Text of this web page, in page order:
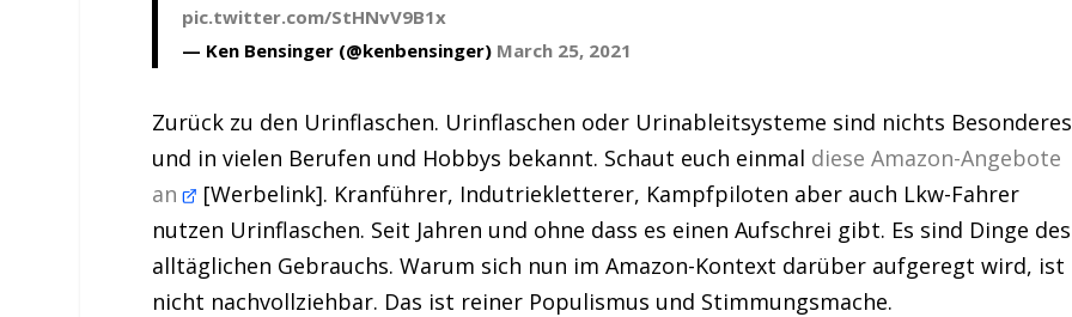
pic.twitter.com/StHNvV9B1x
— Ken Bensinger (@kenbensinger) March 25, 2021
Zurück zu den Urinflaschen. Urinflaschen oder Urinableitsysteme sind nichts Besonderes
und in vielen Berufen und Hobbys bekannt. Schaut euch einmal diese Amazon-Angebote
an
[Werbelink]. Kranführer, Indutriekletterer, Kampfpiloten aber auch Lkw-Fahrer
nutzen Urinflaschen. Seit Jahren und ohne dass es einen Aufschrei gibt. Es sind Dinge des
alltäglichen Gebrauchs. Warum sich nun im Amazon-Kontext darüber aufgeregt wird, ist
nicht nachvollziehbar. Das ist reiner Populismus und Stimmungsmache.